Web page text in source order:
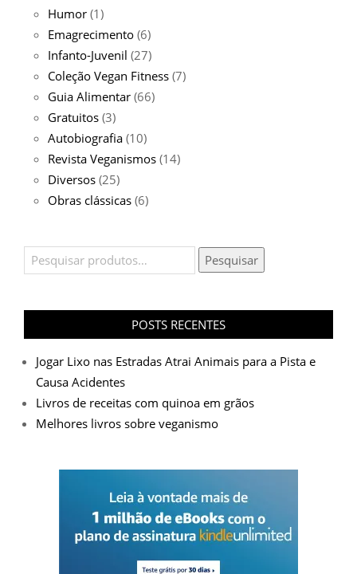
Humor (1)
Emagrecimento (6)
Infanto-Juvenil (27)
Coleção Vegan Fitness (7)
Guia Alimentar (66)
Gratuitos (3)
Autobiografia (10)
Revista Veganismos (14)
Diversos (25)
Obras clássicas (6)
Pesquisar
por:
Pesquisar
POSTS RECENTES
Jogar Lixo nas Estradas Atrai Animais para a Pista e
Causa Acidentes
Livros de receitas com quinoa em grãos
Melhores livros sobre veganismo